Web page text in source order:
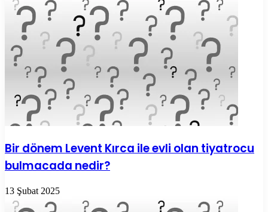
Bir dönem Levent Kırca ile evli olan tiyatrocu
bulmacada nedir?
13 Şubat 2025